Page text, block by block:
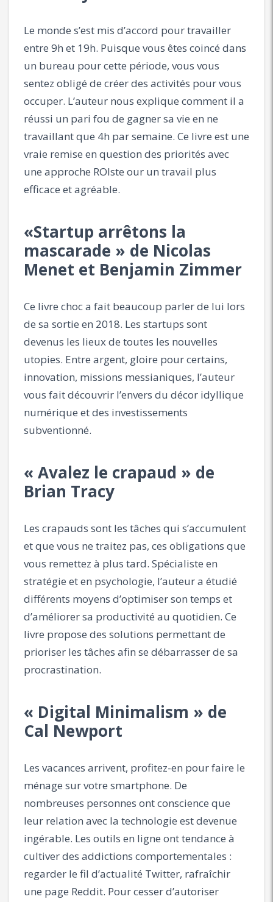
Le monde s’est mis d’accord pour travailler
entre 9h et 19h. Puisque vous êtes coincé dans
un bureau pour cette période, vous vous
sentez obligé de créer des activités pour vous
occuper. L’auteur nous explique comment il a
réussi un pari fou de gagner sa vie en ne
travaillant que 4h par semaine. Ce livre est une
vraie remise en question des priorités avec
une approche ROIste our un travail plus
efficace et agréable.
«Startup arrêtons la
mascarade » de Nicolas
Menet et Benjamin Zimmer
Ce livre choc a fait beaucoup parler de lui lors
de sa sortie en 2018. Les startups sont
devenus les lieux de toutes les nouvelles
utopies. Entre argent, gloire pour certains,
innovation, missions messianiques, l’auteur
vous fait découvrir l’envers du décor idyllique
numérique et des investissements
subventionné.
« Avalez le crapaud » de
Brian Tracy
Les crapauds sont les tâches qui s’accumulent
et que vous ne traitez pas, ces obligations que
vous remettez à plus tard. Spécialiste en
stratégie et en psychologie, l’auteur a étudié
différents moyens d’optimiser son temps et
d’améliorer sa productivité au quotidien. Ce
livre propose des solutions permettant de
prioriser les tâches afin se débarrasser de sa
procrastination.
« Digital Minimalism » de
Cal Newport
Les vacances arrivent, profitez-en pour faire le
ménage sur votre smartphone. De
nombreuses personnes ont conscience que
leur relation avec la technologie est devenue
ingérable. Les outils en ligne ont tendance à
cultiver des addictions comportementales :
regarder le fil d’actualité Twitter, rafraîchir
une page Reddit. Pour cesser d’autoriser